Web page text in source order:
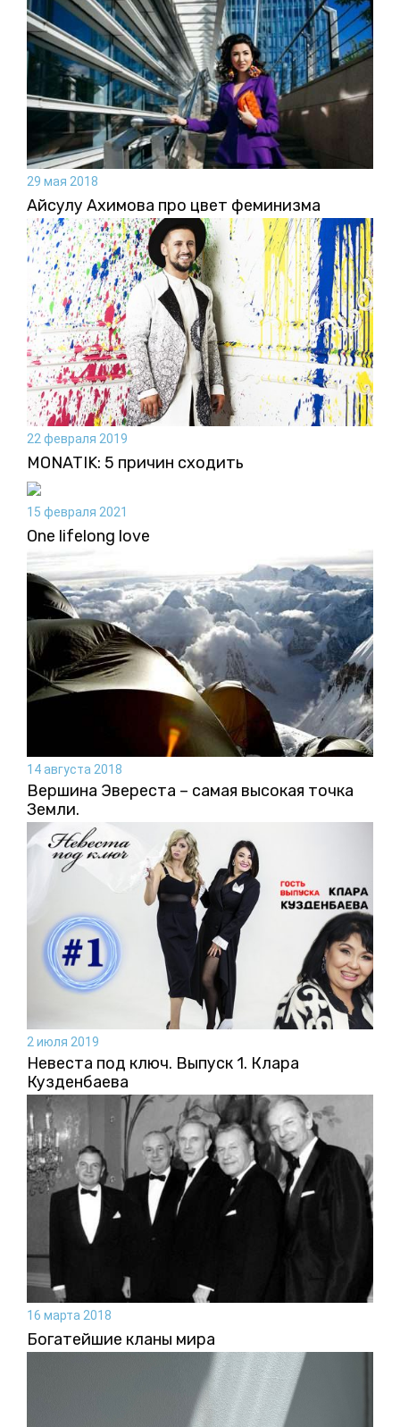
29 мая 2018
Айсулу Ахимова про цвет феминизма
22 февраля 2019
MONATIK: 5 причин сходить
15 февраля 2021
One lifelong love
14 августа 2018
Вершина Эвереста – самая высокая точка
Земли.
2 июля 2019
Невеста под ключ. Выпуск 1. Клара
Кузденбаева
16 марта 2018
Богатейшие кланы мира